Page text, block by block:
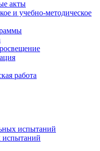
акты
и учебно-методическое
работа
испытаний
испытаний